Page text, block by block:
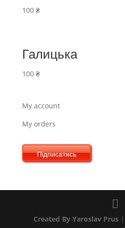
100 ₴
Галицька
100 ₴
My account
My orders
Підписатись
Created By Yaroslav Prus |